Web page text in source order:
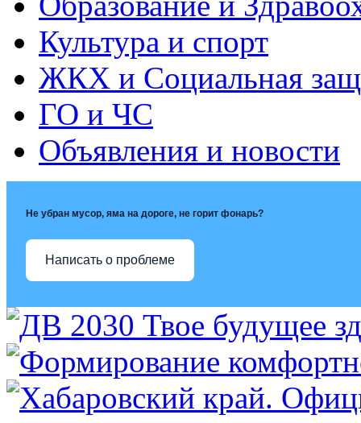
Культура и спорт
ЖКХ и Социальная
ГО и ЧС
Объявления и новости
Не убран мусор, яма на дороге, не горит фонарь?
Написать о проблеме